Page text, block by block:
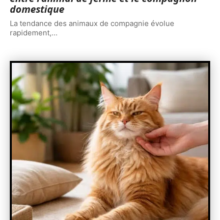
domestique
La tendance des animaux de compagnie évolue
rapidement,…